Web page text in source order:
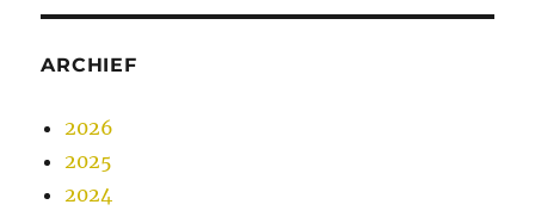
ARCHIEF
2026
2025
2024